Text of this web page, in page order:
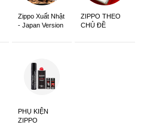
Zippo Xuất Nhật
- Japan Version
ZIPPO THEO
CHỦ ĐỀ
PHỤ KIỆN
ZIPPO